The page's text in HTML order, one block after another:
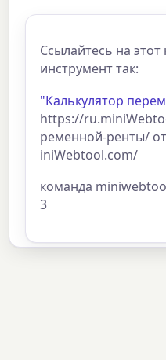
Ссылайтесь на этот
инструмент так:
"Калькулятор
https://
ременной-ренты/ от
iniWebtool.com/
команда
3